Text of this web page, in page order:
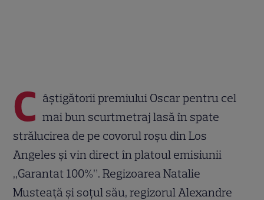
C âștigătorii premiului Oscar pentru cel
mai bun scurtmetraj lasă în spate
strălucirea de pe covorul roșu din Los
Angeles și vin direct în platoul emisiunii
„Garantat 100%”. Regizoarea Natalie
Musteață și soțul său, regizorul Alexandre